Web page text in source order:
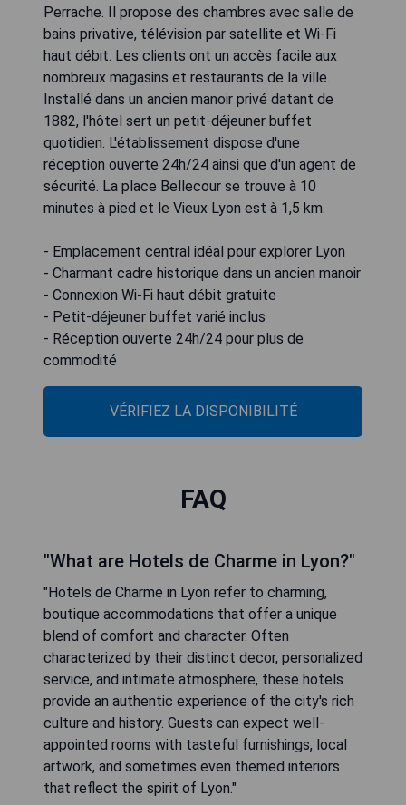
Perrache. Il propose des chambres avec salle de
bains privative, télévision par satellite et Wi-Fi
haut débit. Les clients ont un accès facile aux
nombreux magasins et restaurants de la ville.
Installé dans un ancien manoir privé datant de
1882, l'hôtel sert un petit-déjeuner buffet
quotidien. L'établissement dispose d'une
réception ouverte 24h/24 ainsi que d'un agent de
sécurité. La place Bellecour se trouve à 10
minutes à pied et le Vieux Lyon est à 1,5 km.
- Emplacement central idéal pour explorer Lyon
- Charmant cadre historique dans un ancien manoir
- Connexion Wi-Fi haut débit gratuite
- Petit-déjeuner buffet varié inclus
- Réception ouverte 24h/24 pour plus de
commodité
VÉRIFIEZ LA DISPONIBILITÉ
FAQ
"What are Hotels de Charme in Lyon?"
"Hotels de Charme in Lyon refer to charming,
boutique accommodations that offer a unique
blend of comfort and character. Often
characterized by their distinct decor, personalized
service, and intimate atmosphere, these hotels
provide an authentic experience of the city's rich
culture and history. Guests can expect well-
appointed rooms with tasteful furnishings, local
artwork, and sometimes even themed interiors
that reflect the spirit of Lyon."